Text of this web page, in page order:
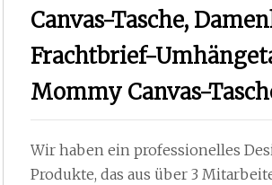
Canvas-Tasche,
Frachtbrief-
Mommy Canvas-
Wir haben ein professionelles
Produkte, das aus über 3